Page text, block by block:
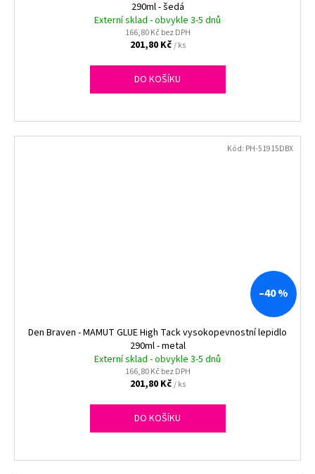
290ml - šedá
Externí sklad - obvykle 3-5 dnů
166,80 Kč bez DPH
201,80 Kč/ ks
DO KOŠÍKU
–40 %
Den Braven - MAMUT GLUE High Tack vysokopevnostní lepidlo
290ml - metal
Externí sklad - obvykle 3-5 dnů
166,80 Kč bez DPH
201,80 Kč/ ks
DO KOŠÍKU
Kód: PH-51915DBX